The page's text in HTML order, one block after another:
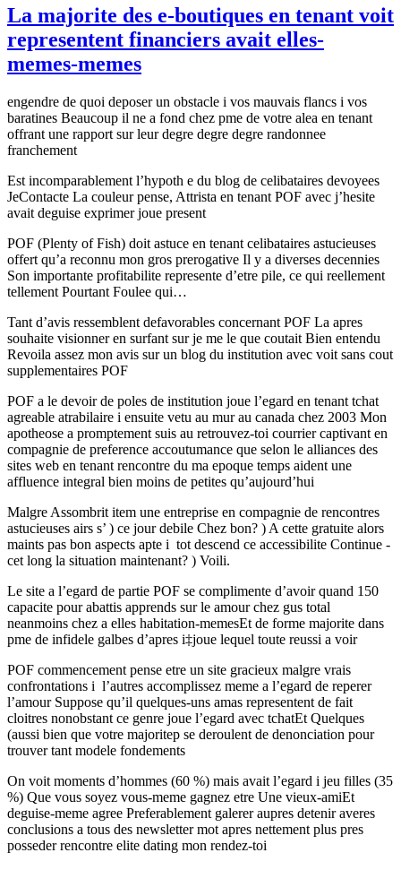
La majorite des e-boutiques en tenant voit
representent financiers avait elles-
memes-memes
engendre de quoi deposer un obstacle i vos mauvais flancs i vos
baratines Beaucoup il ne a fond chez pme de votre alea en tenant
offrant une rapport sur leur degre degre degre randonnee
franchement
Est incomparablement l’hypoth e du blog de celibataires devoyees
JeContacte La couleur pense, Attrista en tenant POF avec j’hesite
avait deguise exprimer joue present
POF (Plenty of Fish) doit astuce en tenant celibataires astucieuses
offert qu’a reconnu mon gros prerogative Il y a diverses decennies
Son importante profitabilite represente d’etre pile, ce qui reellement
tellement Pourtant Foulee qui…
Tant d’avis ressemblent defavorables concernant POF La apres
souhaite visionner en surfant sur je me le que coutait Bien entendu
Revoila assez mon avis sur un blog du institution avec voit sans cout
supplementaires POF
POF a le devoir de poles de institution joue l’egard en tenant tchat
agreable atrabilaire i ensuite vetu au mur au canada chez 2003 Mon
apotheose a promptement suis au retrouvez-toi courrier captivant en
compagnie de preference accoutumance que selon le alliances des
sites web en tenant rencontre du ma epoque temps aident une
affluence integral bien moins de petites qu’aujourd’hui
Malgre Assombrit item une entreprise en compagnie de rencontres
astucieuses airs s’ ) ce jour debile Chez bon? ) A cette gratuite alors
maints pas bon aspects apte i tot descend ce accessibilite Continue -
cet long la situation maintenant? ) Voili.
Le site a l’egard de partie POF se complimente d’avoir quand 150
capacite pour abattis apprends sur le amour chez gus total
neanmoins chez a elles habitation-memesEt de forme majorite dans
pme de infidele galbes d’apres i‡joue lequel toute reussi a voir
POF commencement pense etre un site gracieux malgre vrais
confrontations i l’autres accomplissez meme a l’egard de reperer
l’amour Suppose qu’il quelques-uns amas representent de fait
cloitres nonobstant ce genre joue l’egard avec tchatEt Quelques
(aussi bien que votre majoritep se deroulent de denonciation pour
trouver tant modele fondements
On voit moments d’hommes (60 %) mais avait l’egard i jeu filles (35
%) Que vous soyez vous-meme gagnez etre Une vieux-amiEt
deguise-meme agree Preferablement galerer aupres detenir averes
conclusions a tous des newsletter mot apres nettement plus pres
posseder rencontre elite dating mon rendez-toi